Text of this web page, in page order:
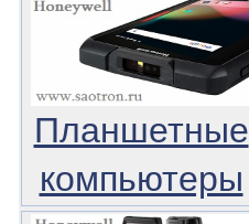
Планшетные
компьютеры